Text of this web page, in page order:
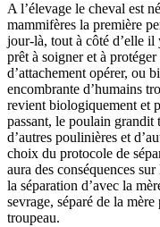
A l’élevage le cheval est
mammifères la première
jour-là, tout à côté d’elle il
prêt à soigner et à
d’attachement opérer, ou
encombrante d’humains
revient biologiquement et
passant, le poulain grandit
d’autres poulinières et
choix du protocole de
aura des conséquences
la séparation d’avec la
sevrage, séparé de la
troupeau.